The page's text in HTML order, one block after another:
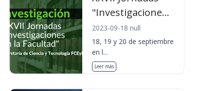
"Investigacione...
2023-09-18 null
18, 19 y 20 de septiembre
en l...
Leer más